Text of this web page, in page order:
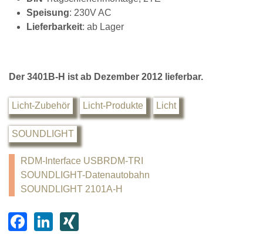
Speisung: 230V AC
Lieferbarkeit: ab Lager
Der 3401B-H ist ab Dezember 2012 lieferbar.
Licht-Zubehör Licht-Produkte Licht
SOUNDLIGHT
RDM-Interface USBRDM-TRI
SOUNDLIGHT-Datenautobahn
SOUNDLIGHT 2101A-H
F
Li